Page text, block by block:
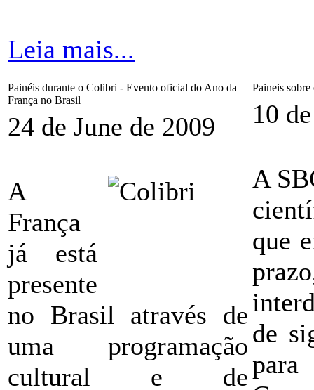
Leia mais...
Painéis durante o Colibri - Evento oficial do Ano da
França no Brasil
24 de June de 2009
A
França
já está
presente
no Brasil através de
uma programação
cultural e de
Paineis
10
A
que
de